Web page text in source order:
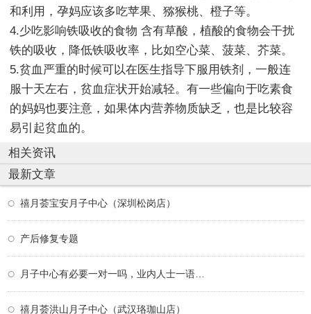
和利用，孕妈应该多吃苹果、猕猴桃、橙子等。
4.少吃影响铁吸收的食物 含有草酸，植酸的食物会干扰
铁的吸收，降低铁吸收率，比如空心菜、菠菜、芥菜。
5.贫血严重的时候可以在医生指导下服用铁剂，一般连
服十天左右，贫血症状开始减轻。有一些偏向于吃素食
的妈妈也要注意，如果体内营养物质缺乏，也是比较容
易引起贫血的。
相关资讯
最新文章
禧月荟宝安月子中心（深圳松岗店）
产后修复专题
月子中心有必要一对一吗，业内人士一语道破
禧月荟洪山月子中心（武汉珞珈山店）